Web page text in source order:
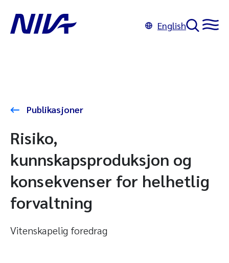
English
Publikasjoner
Risiko,
kunnskapsproduksjon og
konsekvenser for helhetlig
forvaltning
Vitenskapelig foredrag